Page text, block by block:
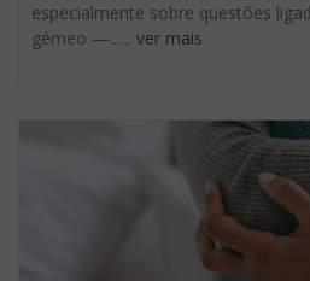
especialmente sobre questões
gémeo —...... ver mais